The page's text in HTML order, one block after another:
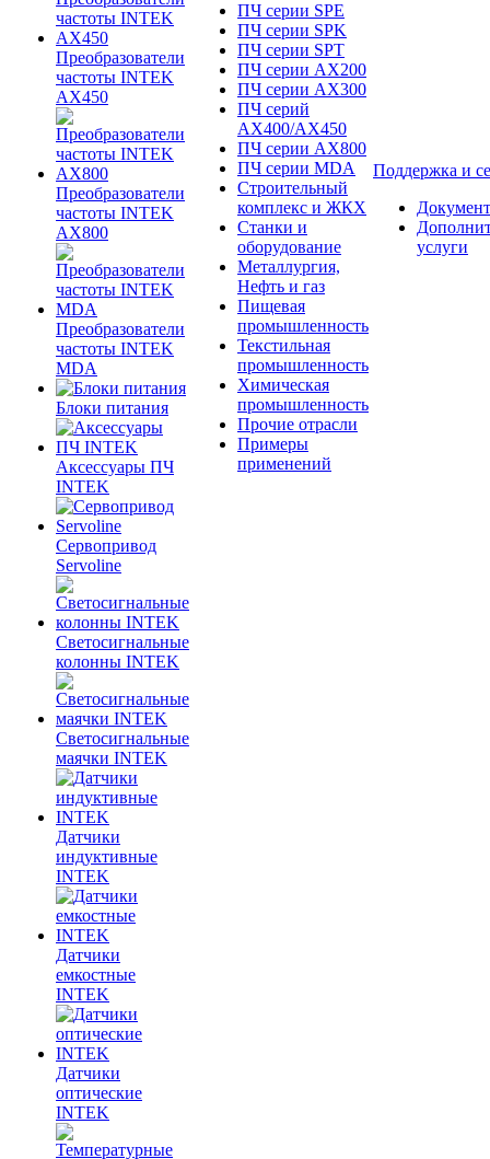
Преобразователи
частоты INTEK
AX450
Преобразователи
частоты INTEK
AX800
Преобразователи
частоты INTEK
MDA
Блоки питания
Аксессуары ПЧ
INTEK
Сервопривод
Servoline
Светосигнальные
колонны INTEK
Светосигнальные
маячки INTEK
Датчики
индуктивные
INTEK
Датчики
емкостные
INTEK
Датчики
оптические
INTEK
ПЧ серии SPE
ПЧ серии SPK
ПЧ серии SPT
ПЧ серии AX200
ПЧ серии AX300
ПЧ серий
AX400/AX450
ПЧ серии AX800
ПЧ серии MDA
Строительный
комплекс и ЖКХ
Станки и
оборудование
Металлургия,
Нефть и газ
Пищевая
промышленность
Текстильная
промышленность
Химическая
промышленность
Прочие отрасли
Примеры
применений
Поддержка и
услуги